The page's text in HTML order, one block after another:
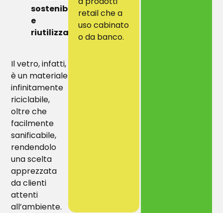
sostenibilità
e
riutilizzabilità
Il vetro, infatti,
è un materiale
infinitamente
riciclabile,
oltre che
facilmente
sanificabile,
rendendolo
una scelta
apprezzata
da clienti
attenti
all’ambiente.
retail che a
uso cabinato
o da banco.